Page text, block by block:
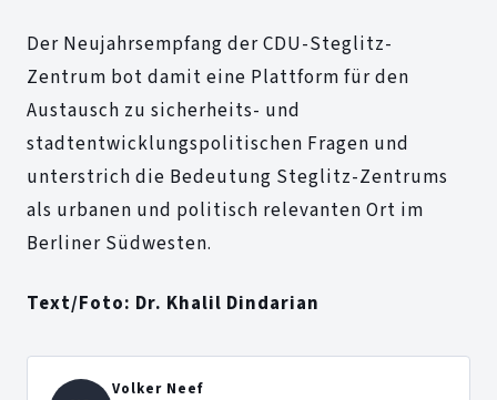
Der Neujahrsempfang der CDU-Steglitz-
Zentrum bot damit eine Plattform für den
Austausch zu sicherheits- und
stadtentwicklungspolitischen Fragen und
unterstrich die Bedeutung Steglitz-Zentrums
als urbanen und politisch relevanten Ort im
Berliner Südwesten.
Text/Foto: Dr. Khalil Dindarian
Volker Neef